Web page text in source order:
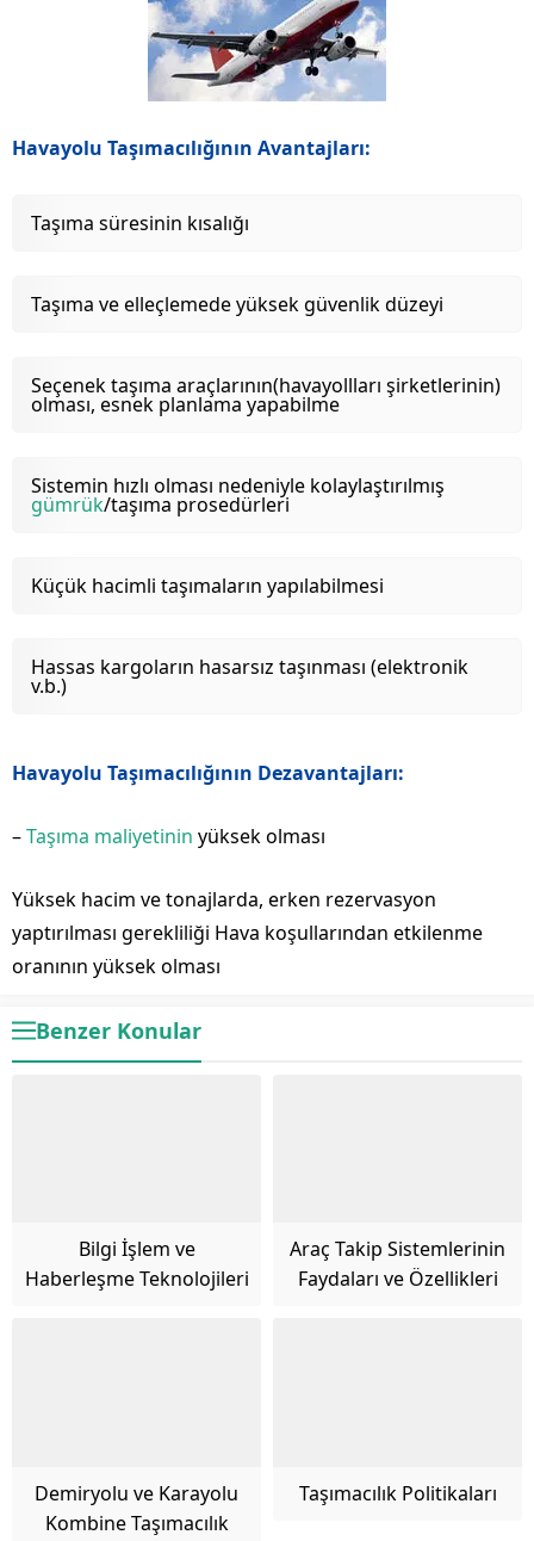
Havayolu Taşımacılığının Avantajları:
Taşıma süresinin kısalığı
Taşıma ve elleçlemede yüksek güvenlik düzeyi
Seçenek taşıma araçlarının(havayollları şirketlerinin)
olması, esnek planlama yapabilme
Sistemin hızlı olması nedeniyle kolaylaştırılmış
gümrük/taşıma prosedürleri
Küçük hacimli taşımaların yapılabilmesi
Hassas kargoların hasarsız taşınması (elektronik
v.b.)
Havayolu Taşımacılığının Dezavantajları:
–Taşıma maliyetinin yüksek olması
Yüksek hacim ve tonajlarda, erken rezervasyon
yaptırılması gerekliliği Hava koşullarından etkilenme
oranının yüksek olması
Benzer Konular
Bilgi İşlem ve
Haberleşme Teknolojileri
Araç Takip Sistemlerinin
Faydaları ve Özellikleri
Demiryolu ve Karayolu
Kombine Taşımacılık
Taşımacılık Politikaları